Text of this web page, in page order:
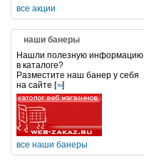
все акции
наши банеры
Нашли полезную информацию
в каталоге?
Разместите наш банер у себя
на сайте [>>]
все наши банеры